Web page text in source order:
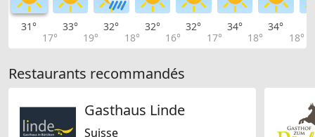
31°
17°
33°
19°
32°
18°
32°
16°
32°
17°
34°
18°
34°
18°
Restaurants recommandés
Gasthaus Linde
Suisse